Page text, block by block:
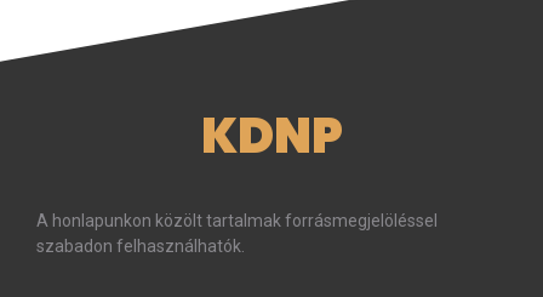
KDNP
A honlapunkon közölt tartalmak forrásmegjelöléssel
szabadon felhasználhatók.